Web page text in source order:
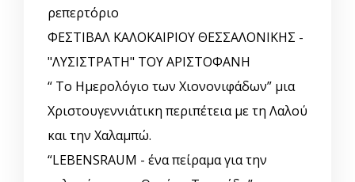
ρεπερτόριο
ΦΕΣΤΙΒΑΛ ΚΑΛΟΚΑΙΡΙΟΥ ΘΕΣΣΑΛΟΝΙΚΗΣ -
"ΛΥΣΙΣΤΡΑΤΗ" ΤΟΥ ΑΡΙΣΤΟΦΑΝΗ
“ Το Ημερολόγιο των Χιονονιφάδων” μια
Χριστουγεννιάτικη περιπέτεια με τη Λαλού
και την Χαλαμπώ.
“LEBENSRAUM - ένα πείραμα για την